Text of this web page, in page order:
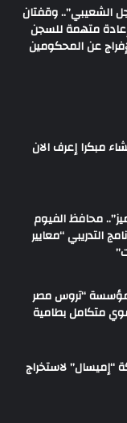
الشعيبي”.. وقفتان
متهمة للسجن
عن المحكومين
مبكرا إعرف الان
محافظ الفيوم
التدريبي “معايير
“تروس مصر
متكامل بطامية
“إميسال” لاستخراج